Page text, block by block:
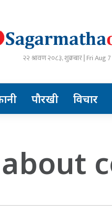
२२ श्रावण २०८३, शुक्रबार | Fri Aug
पौरखी विचार